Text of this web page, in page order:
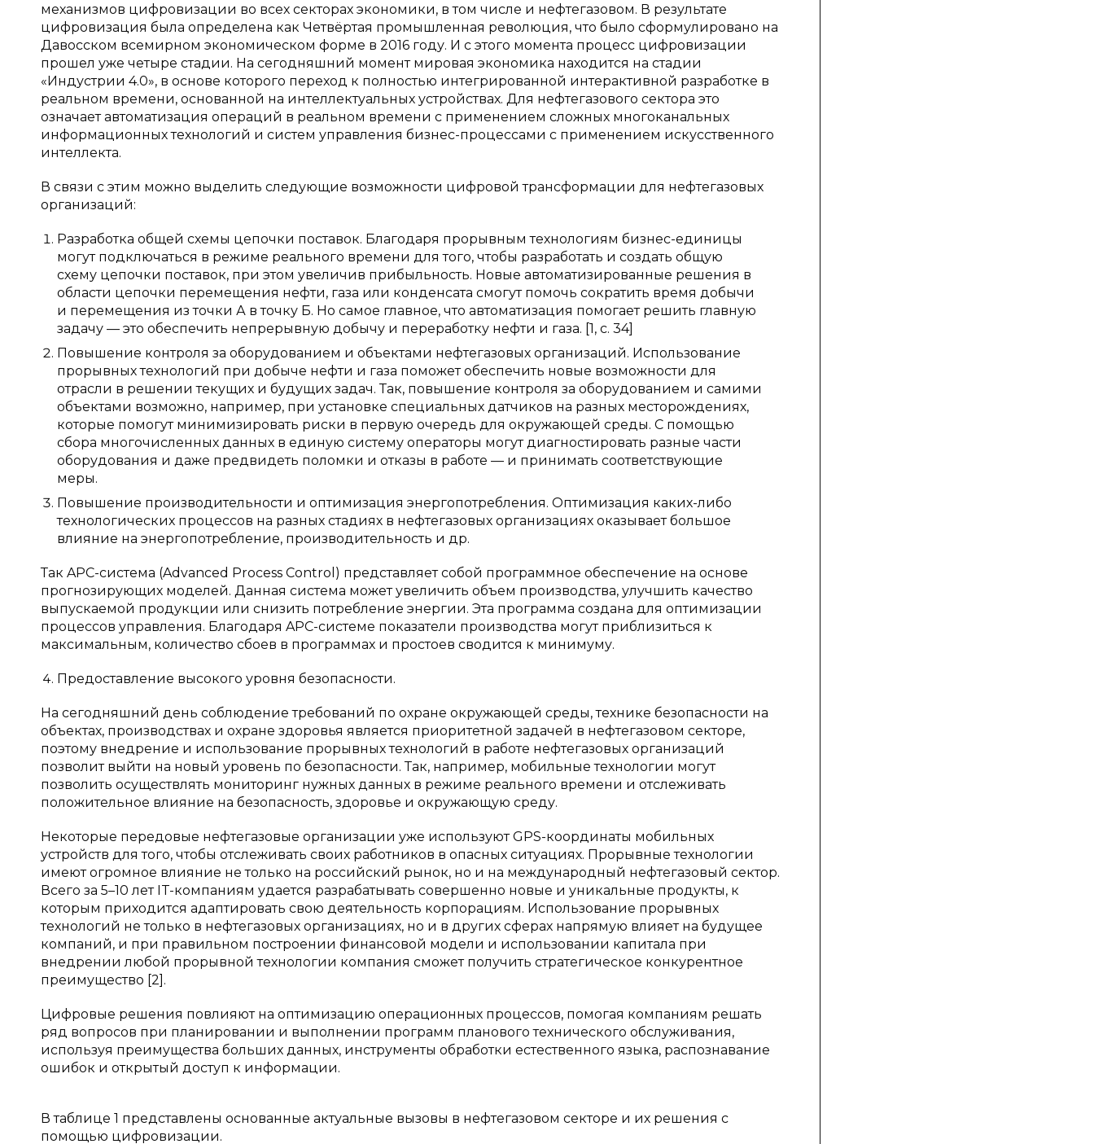
механизмов цифровизации во всех секторах экономики, в том числе и нефтегазовом. В результате
цифровизация была определена как Четвёртая промышленная революция, что было сформулировано на
Давосском всемирном экономическом форме в 2016 году. И с этого момента процесс цифровизации
прошел уже четыре стадии. На сегодняшний момент мировая экономика находится на стадии
«Индустрии 4.0», в основе которого переход к полностью интегрированной интерактивной разработке в
реальном времени, основанной на интеллектуальных устройствах. Для нефтегазового сектора это
означает автоматизация операций в реальном времени с применением сложных многоканальных
информационных технологий и систем управления бизнес-процессами с применением искусственного
интеллекта.
В связи с этим можно выделить следующие возможности цифровой трансформации для нефтегазовых
организаций:
Разработка общей схемы цепочки поставок. Благодаря прорывным технологиям бизнес-единицы
могут подключаться в режиме реального времени для того, чтобы разработать и создать общую
схему цепочки поставок, при этом увеличив прибыльность. Новые автоматизированные решения в
области цепочки перемещения нефти, газа или конденсата смогут помочь сократить время добычи
и перемещения из точки А в точку Б. Но самое главное, что автоматизация помогает решить главную
задачу — это обеспечить непрерывную добычу и переработку нефти и газа. [1, с. 34]
Повышение контроля за оборудованием и объектами нефтегазовых организаций. Использование
прорывных технологий при добыче нефти и газа поможет обеспечить новые возможности для
отрасли в решении текущих и будущих задач. Так, повышение контроля за оборудованием и самими
объектами возможно, например, при установке специальных датчиков на разных месторождениях,
которые помогут минимизировать риски в первую очередь для окружающей среды. С помощью
сбора многочисленных данных в единую систему операторы могут диагностировать разные части
оборудования и даже предвидеть поломки и отказы в работе — и принимать соответствующие
меры.
Повышение производительности и оптимизация энергопотребления. Оптимизация каких-либо
технологических процессов на разных стадиях в нефтегазовых организациях оказывает большое
влияние на энергопотребление, производительность и др.
Так APC-система (Advanced Process Control) представляет собой программное обеспечение на основе
прогнозирующих моделей. Данная система может увеличить объем производства, улучшить качество
выпускаемой продукции или снизить потребление энергии. Эта программа создана для оптимизации
процессов управления. Благодаря APC-системе показатели производства могут приблизиться к
максимальным, количество сбоев в программах и простоев сводится к минимуму.
Предоставление высокого уровня безопасности.
На сегодняшний день соблюдение требований по охране окружающей среды, технике безопасности на
объектах, производствах и охране здоровья является приоритетной задачей в нефтегазовом секторе,
поэтому внедрение и использование прорывных технологий в работе нефтегазовых организаций
позволит выйти на новый уровень по безопасности. Так, например, мобильные технологии могут
позволить осуществлять мониторинг нужных данных в режиме реального времени и отслеживать
положительное влияние на безопасность, здоровье и окружающую среду.
Некоторые передовые нефтегазовые организации уже используют GPS-координаты мобильных
устройств для того, чтобы отслеживать своих работников в опасных ситуациях. Прорывные технологии
имеют огромное влияние не только на российский рынок, но и на международный нефтегазовый сектор.
Всего за 5–10 лет IT-компаниям удается разрабатывать совершенно новые и уникальные продукты, к
которым приходится адаптировать свою деятельность корпорациям. Использование прорывных
технологий не только в нефтегазовых организациях, но и в других сферах напрямую влияет на будущее
компаний, и при правильном построении финансовой модели и использовании капитала при
внедрении любой прорывной технологии компания сможет получить стратегическое конкурентное
преимущество [2].
Цифровые решения повлияют на оптимизацию операционных процессов, помогая компаниям решать
ряд вопросов при планировании и выполнении программ планового технического обслуживания,
используя преимущества больших данных, инструменты обработки естественного языка, распознавание
ошибок и открытый доступ к информации.
В таблице 1 представлены основанные актуальные вызовы в нефтегазовом секторе и их решения с
помощью цифровизации.